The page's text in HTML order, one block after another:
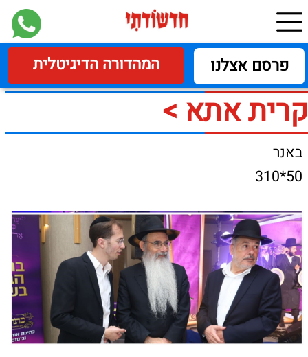
קרית אתא >
ספר תורה חדש
לביהכנ"ס המרכזי 'דרך
אמונה'
שמחה בקהילה החרדית בקרית אתא עם תחילת
באנר
50*310
פרסם אצלנו המהדורה הדיגיטלית